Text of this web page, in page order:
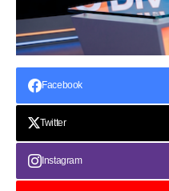
Facebook
Twitter
Instagram